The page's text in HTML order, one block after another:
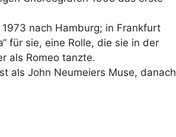
nach Hamburg; in Frankfurt
für sie, eine Rolle, die sie in der
als Romeo tanzte.
als John Neumeiers Muse, danach